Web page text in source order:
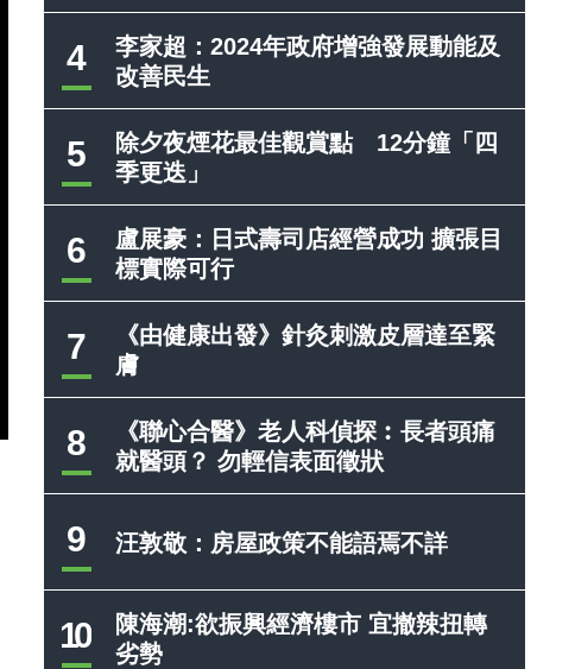
4
李家超：2024年政府增強發展動能及
改善民生
5
除夕夜煙花最佳觀賞點 12分鐘「四
季更迭」
6
盧展豪：日式壽司店經營成功 擴張目
標實際可行
7
《由健康出發》針灸刺激皮層達至緊
膚
8
《聯心合醫》老人科偵探︰長者頭痛
就醫頭？ 勿輕信表面徵狀
9 汪敦敬：房屋政策不能語焉不詳
10
陳海潮:欲振興經濟樓市 宜撤辣扭轉
劣勢